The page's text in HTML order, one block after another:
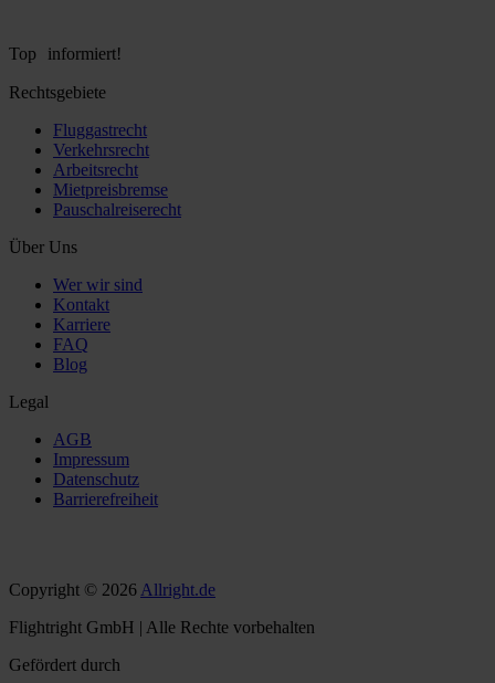
Top informiert!
Rechtsgebiete
Fluggastrecht
Verkehrsrecht
Arbeitsrecht
Mietpreisbremse
Pauschalreiserecht
Über Uns
Wer wir sind
Kontakt
Karriere
FAQ
Blog
Legal
AGB
Impressum
Datenschutz
Barrierefreiheit
Copyright © 2026 Allright.de
Flightright GmbH | Alle Rechte vorbehalten
Gefördert durch